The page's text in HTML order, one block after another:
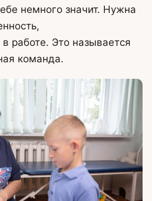
немного значит. Нужна
работе. Это называется
команда.